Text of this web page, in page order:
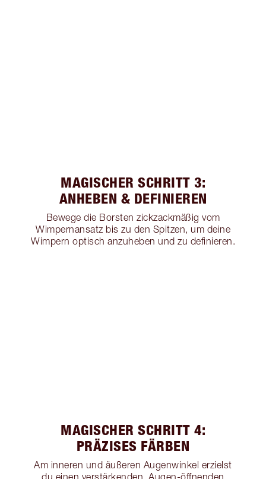
MAGISCHER SCHRITT 3:
ANHEBEN & DEFINIEREN
Bewege die Borsten zickzackmäßig vom
Wimpernansatz bis zu den Spitzen, um deine
Wimpern optisch anzuheben und zu definieren.
MAGISCHER SCHRITT 4:
PRÄZISES FÄRBEN
Am inneren und äußeren Augenwinkel erzielst
du einen verstärkenden, Augen-öffnenden